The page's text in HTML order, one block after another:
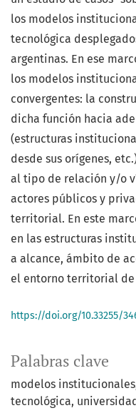
Palabras clave
modelos institucionales
tecnológica
los modelos
tecnológica
argentinas. En ese
los modelos
convergentes: la
dicha función hacia
(estructuras
desde sus orígenes,
al tipo de relación y/o
actores públicos y
territorial. En este
en las estructuras
a alcance, ámbito de
el entorno territorial
https://doi.org/10.33255/